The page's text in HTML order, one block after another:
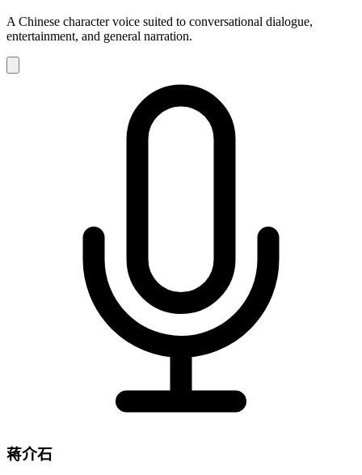
A Chinese character voice suited to conversational dialogue,
entertainment, and general narration.
蒋介石